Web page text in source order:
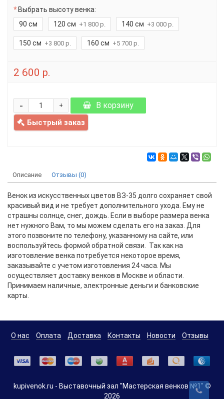
Выбрать высоту венка:
90 см
120 см +1 800 р. 140 см +3 000 р.
150 см +3 800 р. 160 см +5 700 р.
2 600 р.
+
- В корзину
Быстрый заказ
Описание Отзывы (0)
Венок из искусственных цветов ВЗ-35 долго сохраняет свой
красивый вид и не требует дополнительного ухода. Ему не
страшны солнце, снег, дождь. Если в выборе размера венка
нет нужного Вам, то мы можем сделать его на заказ. Для
этого позвоните по телефону, указанному на сайте, или
воспользуйтесь формой обратной связи. Так как на
изготовление венка потребуется некоторое время,
заказывайте с учетом изготовления 24 часа. Мы
осуществляет доставку венков в Москве и области.
Принимаем наличные, электронные деньги и банковские
карты.
О нас Оплата Доставка Контакты Новости Отзывы
kupivenok.ru - Выставочный зал "Мастерская венков №1" ©
2026